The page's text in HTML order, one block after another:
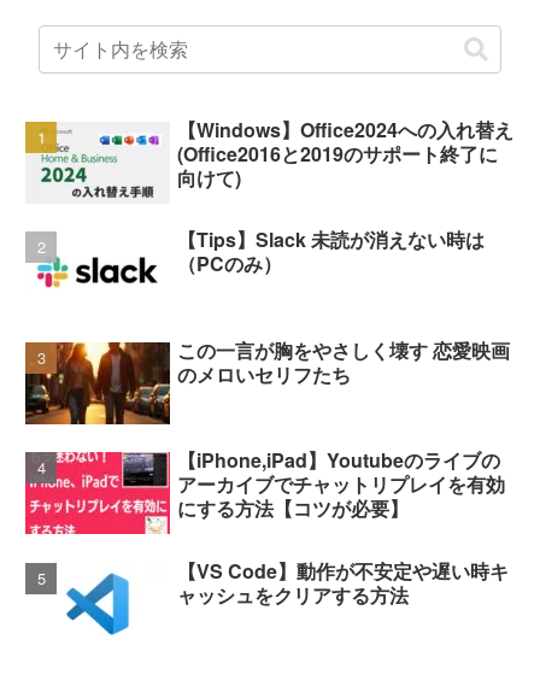
【Windows】Office2024への入れ替え
(Office2016と2019のサポート終了に
向けて)
【Tips】Slack 未読が消えない時は
（PCのみ）
この一言が胸をやさしく壊す 恋愛映画
のメロいセリフたち
【iPhone,iPad】Youtubeのライブの
アーカイブでチャットリプレイを有効
にする方法【コツが必要】
【VS Code】動作が不安定や遅い時キ
ャッシュをクリアする方法